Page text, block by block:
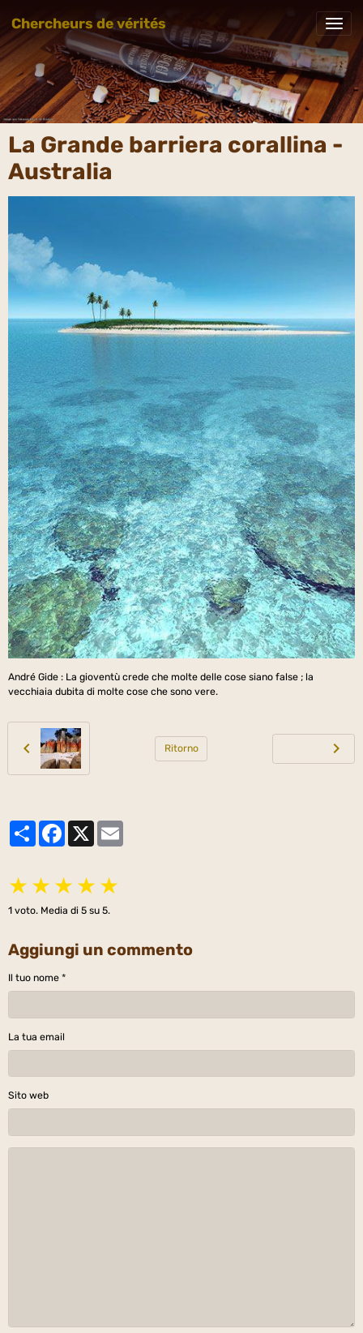
Chercheurs de vérités
La Grande barriera corallina -
Australia
André Gide : La gioventù crede che molte delle cose siano false ; la
vecchiaia dubita di molte cose che sono vere.
Ritorno
PartagerFacebook
★ ★ ★ ★ ★
1 voto. Media di 5 su 5.
Aggiungi un commento
Il tuo nome
La tua email
Sito web